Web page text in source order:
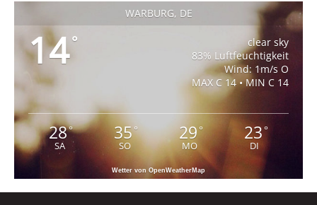
WARBURG, DE
14°
clear sky
83% Luftfeuchtigkeit
Wind: 1m/s O
MAX C 14 • MIN C 14
28°
SA
35°
SO
29°
MO
23°
DI
Wetter von OpenWeatherMap